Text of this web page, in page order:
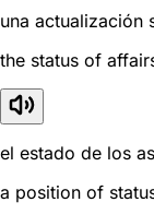
una actualización
the status of
el estado de los
a position of